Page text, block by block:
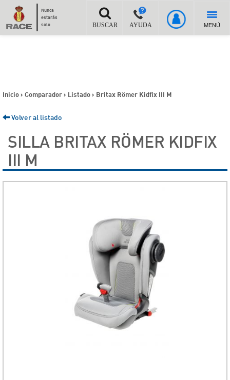
Nunca
estarás
solo
BUSCAR AYUDA MENÚ
Inicio > Comparador > Listado > Britax Römer Kidfix III M
Volver al listado
SILLA BRITAX RÖMER KIDFIX
III M